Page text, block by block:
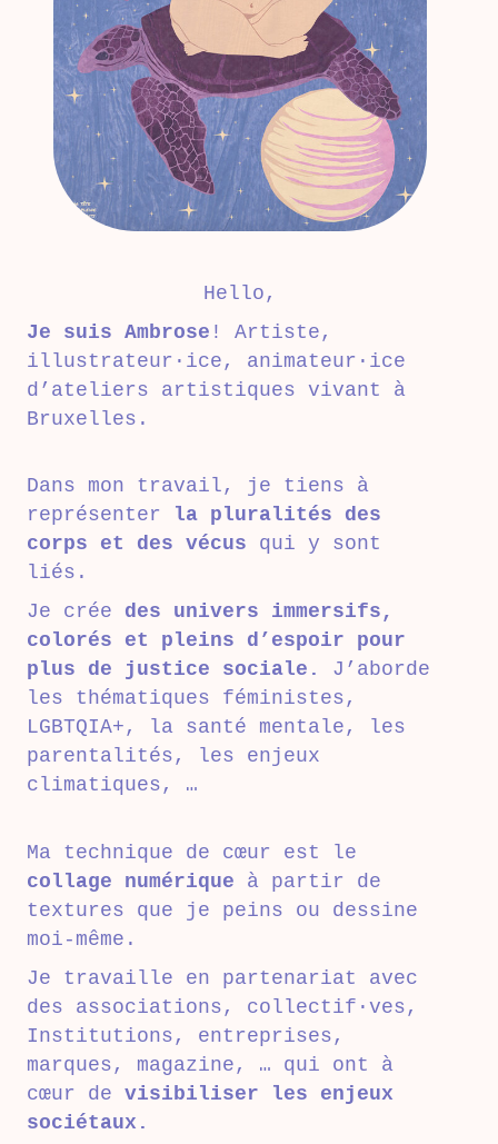
Hello,
Je suis Ambrose ! Artiste,
illustrateur·ice, animateur·ice
d’ateliers artistiques vivant à
Bruxelles.
Dans mon travail, je tiens à
représenter la pluralités des
corps et des vécus qui y sont
liés.
Je crée des univers immersifs,
colorés et pleins d’espoir pour
plus de justice sociale.
J’aborde
les thématiques féministes,
LGBTQIA+, la santé mentale, les
parentalités, les enjeux
climatiques, …
Ma technique de cœur est le
collage numérique à partir de
textures que je peins ou dessine
moi-même.
Je travaille en partenariat avec
des associations, collectif·ves,
Institutions, entreprises,
marques, magazine, … qui ont à
cœur de visibiliser les enjeux
sociétaux.